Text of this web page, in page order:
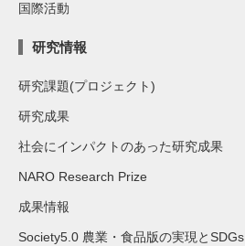
国際活動
研究情報
研究課題(プロジェクト)
研究成果
社会にインパクトのあった研究成果
NARO Research Prize
成果情報
Society5.0 農業・食品版の実現とSDGs